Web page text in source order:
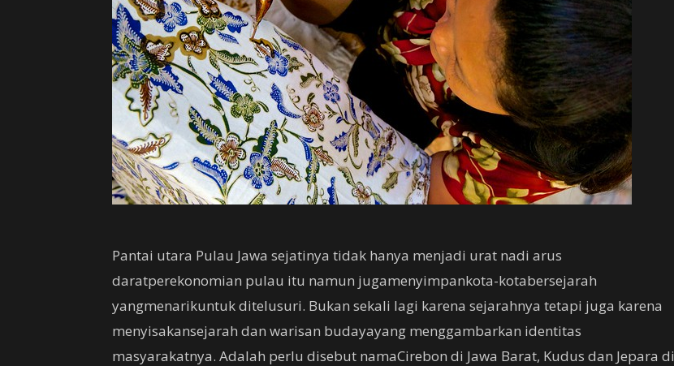
Pantai utara Pulau Jawa sejatinya tidak hanya menjadi urat nadi arus
daratperekonomian pulau itu namun jugamenyimpankota-kotabersejarah
yangmenarikuntuk ditelusuri. Bukan sekali lagi karena sejarahnya tetapi juga karena
menyisakansejarah dan warisan budayayang menggambarkan identitas
masyarakatnya. Adalah perlu disebut namaCirebon di Jawa Barat, Kudus dan Jepara di